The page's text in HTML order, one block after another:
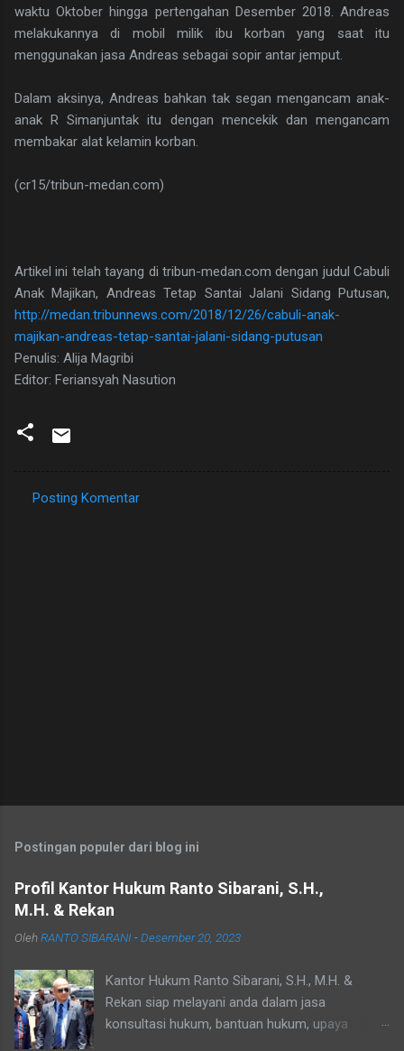
waktu Oktober hingga pertengahan Desember 2018. Andreas
melakukannya di mobil milik ibu korban yang saat itu
menggunakan jasa Andreas sebagai sopir antar jemput.
Dalam aksinya, Andreas bahkan tak segan mengancam anak-
anak R Simanjuntak itu dengan mencekik dan mengancam
membakar alat kelamin korban.
(cr15/tribun-medan.com)
Artikel ini telah tayang di tribun-medan.com dengan judul Cabuli
Anak Majikan, Andreas Tetap Santai Jalani Sidang Putusan,
http://medan.tribunnews.com/2018/12/26/cabuli-anak-
majikan-andreas-tetap-santai-jalani-sidang-putusan
Penulis: Alija Magribi
Editor: Feriansyah Nasution
Posting Komentar
Postingan populer dari blog ini
Profil Kantor Hukum Ranto Sibarani, S.H.,
M.H. & Rekan
OlehRANTO SIBARANI -Desember 20, 2023
Kantor Hukum Ranto Sibarani, S.H., M.H. &
Rekan siap melayani anda dalam jasa
konsultasi hukum, bantuan hukum, upaya